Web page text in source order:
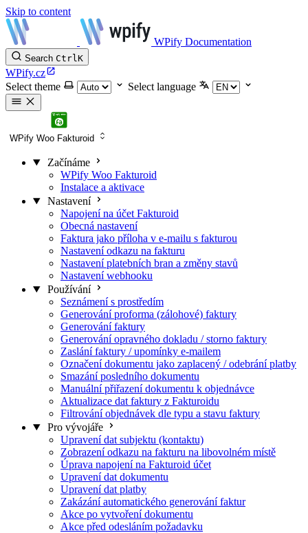
Skip to content
WPify Documentation
Search CtrlK
WPify.cz
Select theme
Select language
WPify Woo Fakturoid
Začínáme
WPify Woo Fakturoid
Instalace a aktivace
Nastavení
Napojení na účet Fakturoid
Obecná nastavení
Faktura jako příloha v e-mailu s fakturou
Nastavení odkazu na fakturu
Nastavení platebních bran a změny stavů
Nastavení webhooku
Používání
Seznámení s prostředím
Generování proforma (zálohové) faktury
Generování faktury
Generování opravného dokladu / storno faktury
Zaslání faktury / upomínky e-mailem
Označení dokumentu jako zaplacený / odebrání platby
Smazání posledního dokumentu
Manuální přiřazení dokumentu k objednávce
Aktualizace dat faktury z Fakturoidu
Filtrování objednávek dle typu a stavu faktury
Pro vývojáře
Upravení dat subjektu (kontaktu)
Zobrazení odkazu na fakturu na libovolném místě
Úprava napojení na Fakturoid účet
Upravení dat dokumentu
Upravení dat platby
Zakázání automatického generování faktur
Akce po vytvoření dokumentu
Akce před odesláním požadavku